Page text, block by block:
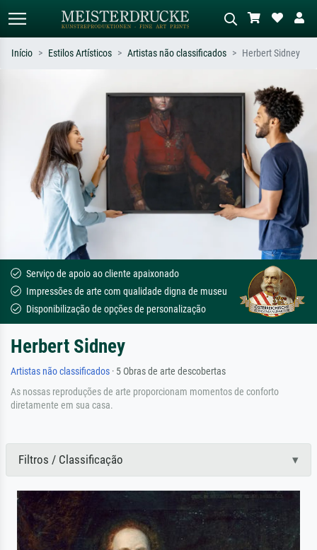
Pesquise por artista, título ou estilo –
ex: Monet, Noite Estrelada,
impressionismo, onda de Hokusai, nu.
Descreva a cena – ex: prado verde,
abstrato com muito vermelho, pintura
a óleo escura, nu em pé ao lado de
uma árvore.
Início Estilos Artísticos Artistas não classificados Herbert Sidney
Serviço de apoio ao cliente apaixonado
Impressões de arte com qualidade digna de museu
Disponibilização de opções de personalização
Herbert Sidney
Artistas não classificados · 5 Obras de arte descobertas
As nossas reproduções de arte proporcionam momentos de conforto
diretamente em sua casa.
Filtros / Classificação